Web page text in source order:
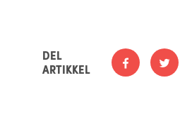
DEL
ARTIKKEL